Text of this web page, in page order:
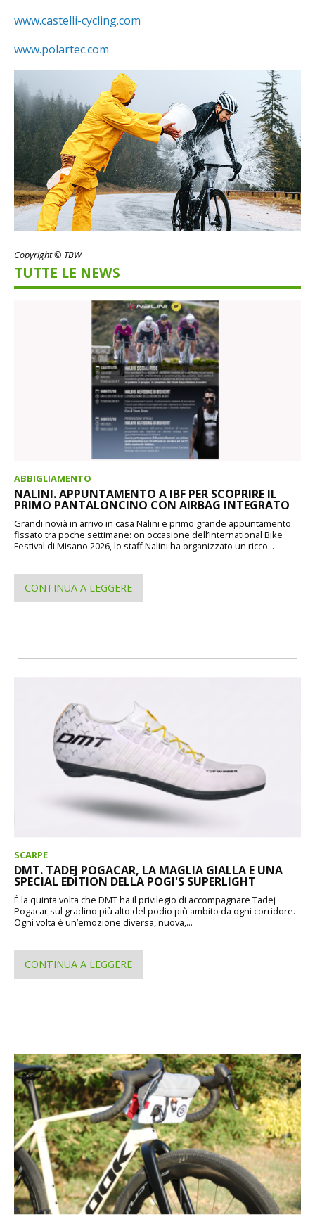
www.castelli-cycling.com
www.polartec.com
Copyright © TBW
TUTTE LE NEWS
ABBIGLIAMENTO
NALINI. APPUNTAMENTO A IBF PER SCOPRIRE IL
PRIMO PANTALONCINO CON AIRBAG INTEGRATO
Grandi novià in arrivo in casa Nalini e primo grande appuntamento
fissato tra poche settimane: on occasione dell’International Bike
Festival di Misano 2026, lo staff Nalini ha organizzato un ricco...
CONTINUA A LEGGERE
SCARPE
DMT. TADEJ POGACAR, LA MAGLIA GIALLA E UNA
SPECIAL EDITION DELLA POGI'S SUPERLIGHT
È la quinta volta che DMT ha il privilegio di accompagnare Tadej
Pogacar sul gradino più alto del podio più ambito da ogni corridore.
Ogni volta è un’emozione diversa, nuova,...
CONTINUA A LEGGERE